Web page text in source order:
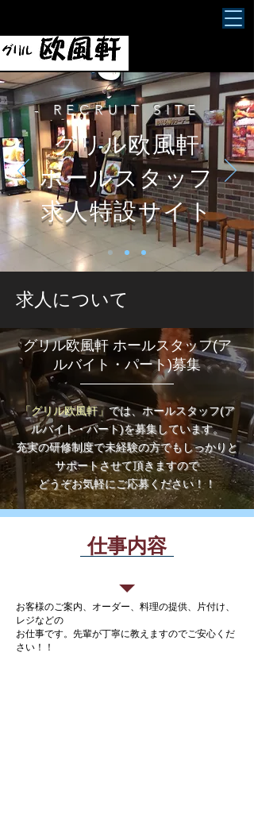
- RECRUIT SITE -
グリル欧風軒
ホールスタッフ
求人特設サイト
求人について
グリル欧風軒 ホールスタッフ(ア
ルバイト・パート)募集
「グリル欧風軒」では、ホールスタッフ(ア
ルバイト・パート)を募集しています。
充実の研修制度で未経験の方でもしっかりと
サポートさせて頂きますので
どうぞお気軽にご応募ください！！
仕事内容
お客様のご案内、オーダー、料理の提供、片付け、
レジなどの
お仕事です。先輩が丁寧に教えますのでご安心くだ
さい！！